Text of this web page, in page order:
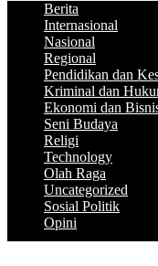
Berita
Internasional
Nasional
Regional
Pendidikan dan
Kriminal dan
Ekonomi dan
Seni Budaya
Religi
Technology
Olah Raga
Uncategorized
Sosial Politik
Opini